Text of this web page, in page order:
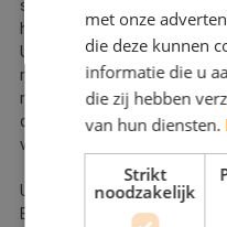
slijtage van vitale dure
helemaal voorkomen.
Uw auto gaat regelmatig
minder waard wordt. Terwijl
maar in waarde stijgt.
om uw huis periodiek
verdient zich absoluut terug.
Uiteraard werken wij ook
Ermelo!
met onze
die deze kunnen
informatie die u
die zij hebben
van hun diensten.
Strikt
noodzakelijk